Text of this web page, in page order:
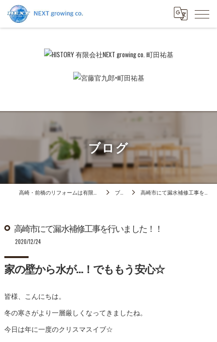
ブログ
ブログ 高崎市にて漏水補修工事を行いました！！
高崎市にて漏水補修工事を行いました！！
2020/12/24
家の壁から水が…！でももう安心☆
皆様、こんにちは。
冬の寒さがより一層厳しくなってきましたね。
今日は年に一度のクリスマスイブ☆